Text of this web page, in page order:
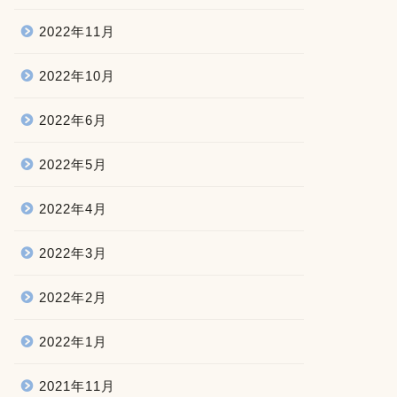
2022年11月
2022年10月
2022年6月
2022年5月
2022年4月
2022年3月
2022年2月
2022年1月
2021年11月